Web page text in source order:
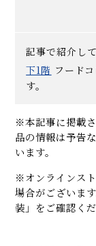
記事で紹介し
下1階 フード
す。
※本記事に掲載
品の情報は予告
います。
※オンラインス
場合がございま
装」をご確認くだ